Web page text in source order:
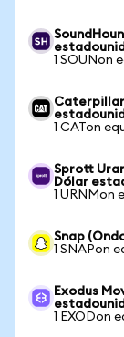
1 SOUNon
Caterpillar
1 CATon
Sprott
Dólar
1 URNMon
Snap
1 SNAPon
Exodus
1 EXODon